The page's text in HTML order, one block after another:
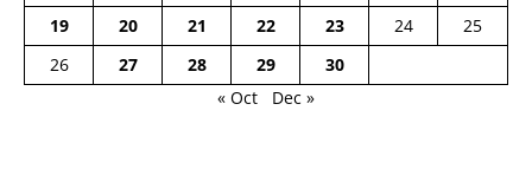
19
20 21 22 23 24
25
26
27 28 29
30
« Oct
Dec »